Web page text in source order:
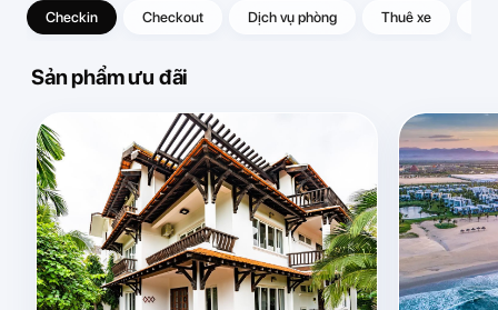
Checkin Checkout Dịch vụ phòng Thuê xe
Sản phẩm ưu đãi